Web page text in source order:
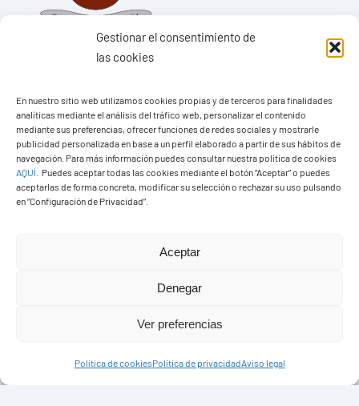
Gestionar el consentimiento de
las cookies
En nuestro sitio web utilizamos cookies propias y de terceros para finalidades
analíticas mediante el análisis del tráfico web, personalizar el contenido
mediante sus preferencias, ofrecer funciones de redes sociales y mostrarle
publicidad personalizada en base a un perfil elaborado a partir de sus hábitos de
navegación. Para más información puedes consultar nuestra política de cookies
AQUÍ
Puedes aceptar todas las cookies mediante el botón “Aceptar” o puedes
aceptarlas de forma concreta, modificar su selección o rechazar su uso pulsando
en “Configuración de Privacidad”.
Aceptar
Denegar
Ver preferencias
Política de cookiesPolítica de privacidadAviso legal
Ayuntamiento de Yaiza
Pza. de Los Remedios, 1
35570 – Yaiza
Tel:928 83 62 20
© Copyright2026 Ayuntamiento de Yaiza - Todos los